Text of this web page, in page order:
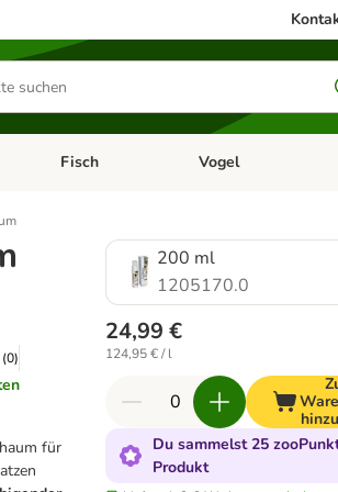
öffnen: Hundefutter & Zubehör
Kategorie-Menü öffnen: Kleintier
Fisch Kategorie-Menü
Vogel
(0)
für
200 ml
1205170.0
24,99 €
124,95 € / l
Du sammelst 25
Produkt